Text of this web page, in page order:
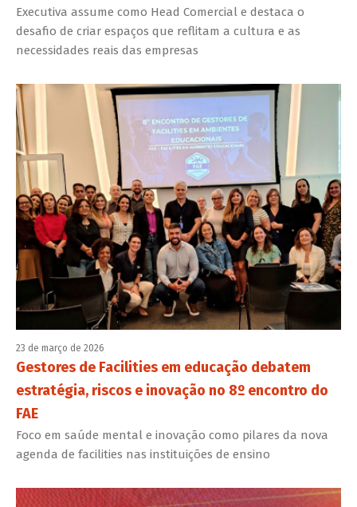
Executiva assume como Head Comercial e destaca o
desafio de criar espaços que reflitam a cultura e as
necessidades reais das empresas
23 de março de 2026
Gestores de Facilities em educação debatem
estratégia, riscos e inovação no 8º encontro do
FAE
Foco em saúde mental e inovação como pilares da nova
agenda de facilities nas instituições de ensino